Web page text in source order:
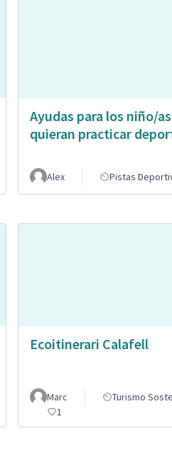
Ayudas para los niño/
quieran practicar
Alex Pistas
Ecoitinerari Calafell
Marc Turismo
1